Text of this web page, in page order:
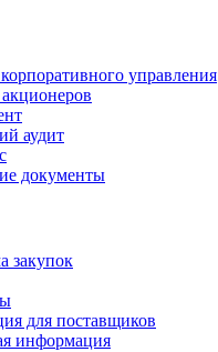
управления
аудит
документы
закупок
для поставщиков
информация